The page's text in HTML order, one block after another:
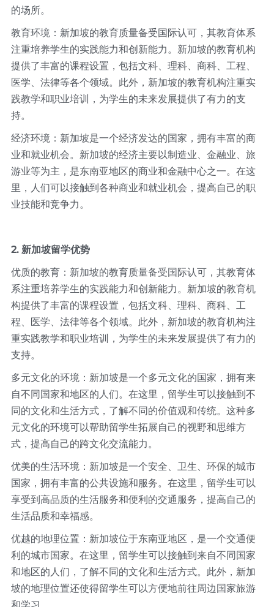
的场所。
教育环境：新加坡的教育质量备受国际认可，其教育体系
注重培养学生的实践能力和创新能力。新加坡的教育机构
提供了丰富的课程设置，包括文科、理科、商科、工程、
医学、法律等各个领域。此外，新加坡的教育机构注重实
践教学和职业培训，为学生的未来发展提供了有力的支
持。
经济环境：新加坡是一个经济发达的国家，拥有丰富的商
业和就业机会。新加坡的经济主要以制造业、金融业、旅
游业等为主，是东南亚地区的商业和金融中心之一。在这
里，人们可以接触到各种商业和就业机会，提高自己的职
业技能和竞争力。
2. 新加坡留学优势
优质的教育：新加坡的教育质量备受国际认可，其教育体
系注重培养学生的实践能力和创新能力。新加坡的教育机
构提供了丰富的课程设置，包括文科、理科、商科、工
程、医学、法律等各个领域。此外，新加坡的教育机构注
重实践教学和职业培训，为学生的未来发展提供了有力的
支持。
多元文化的环境：新加坡是一个多元文化的国家，拥有来
自不同国家和地区的人们。在这里，留学生可以接触到不
同的文化和生活方式，了解不同的价值观和传统。这种多
元文化的环境可以帮助留学生拓展自己的视野和思维方
式，提高自己的跨文化交流能力。
优美的生活环境：新加坡是一个安全、卫生、环保的城市
国家，拥有丰富的公共设施和服务。在这里，留学生可以
享受到高品质的生活服务和便利的交通服务，提高自己的
生活品质和幸福感。
优越的地理位置：新加坡位于东南亚地区，是一个交通便
利的城市国家。在这里，留学生可以接触到来自不同国家
和地区的人们，了解不同的文化和生活方式。此外，新加
坡的地理位置还使得留学生可以方便地前往周边国家旅游